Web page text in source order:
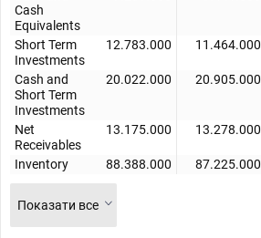
Cash
Equivalents
Short Term
Investments
12.783.000 11.464.000
Cash and
Short Term
Investments
20.022.000 20.905.000
Net
Receivables
13.175.000 13.278.000
Inventory 88.388.000 87.225.000
Показати все